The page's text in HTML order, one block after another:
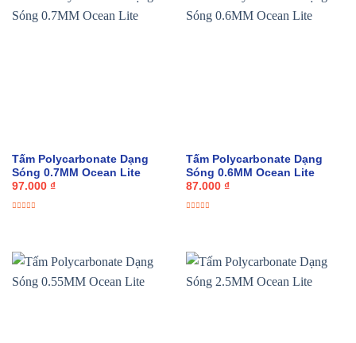
Tấm Polycarbonate Dạng
Sóng 0.7MM Ocean Lite
sao
97.000 ₫
Tấm Polycarbonate Dạng
Sóng 0.6MM Ocean Lite
sao
87.000 ₫